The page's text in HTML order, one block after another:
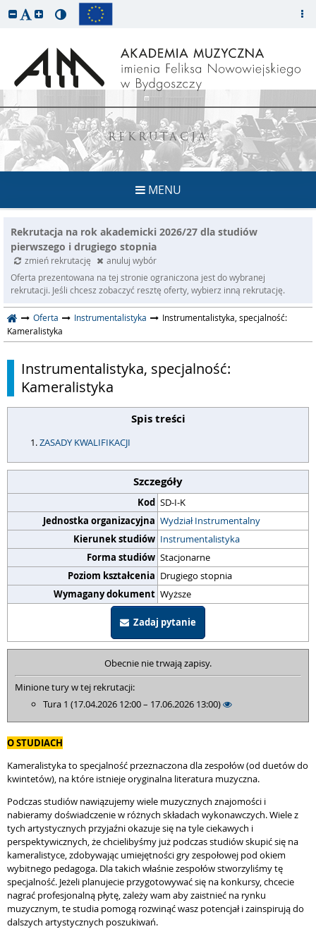
REKRUTACJA
MENU
Rekrutacja na rok akademicki 2026/27 dla studiów
pierwszego i drugiego stopnia
zmień rekrutację
anuluj wybór
Oferta prezentowana na tej stronie ograniczona jest do wybranej
rekrutacji. Jeśli chcesz zobaczyć resztę oferty, wybierz inną rekrutację.
Oferta Instrumentalistyka
Instrumentalistyka, specjalność:
Kameralistyka
Instrumentalistyka, specjalność:
Kameralistyka
Spis treści
ZASADY KWALIFIKACJI
Szczegóły
Kod SD-I-K
Jednostka organizacyjna Wydział Instrumentalny
Kierunek studiów Instrumentalistyka
Forma studiów Stacjonarne
Poziom kształcenia Drugiego stopnia
Wymagany dokument Wyższe
Zadaj pytanie
Obecnie nie trwają zapisy.
Minione tury w tej rekrutacji:
Tura 1 (17.04.2026 12:00 – 17.06.2026 13:00)
O STUDIACH
Kameralistyka to specjalność przeznaczona dla zespołów (od duetów do
kwintetów), na które istnieje oryginalna literatura muzyczna.
Podczas studiów nawiązujemy wiele muzycznych znajomości i
nabieramy doświadczenie w różnych składach wykonawczych. Wiele z
tych artystycznych przyjaźni okazuje się na tyle ciekawych i
perspektywicznych, że chcielibyśmy już podczas studiów skupić się na
kameralistyce, zdobywając umiejętności gry zespołowej pod okiem
wybitnego pedagoga. Dla takich właśnie zespołów stworzyliśmy tę
specjalność. Jeżeli planujecie przygotowywać się na konkursy, chcecie
nagrać profesjonalną płytę, zależy wam aby zaistnieć na rynku
muzycznym, te studia pomogą rozwinąć wasz potencjał i zainspirują do
dalszych artystycznych poszukiwań.